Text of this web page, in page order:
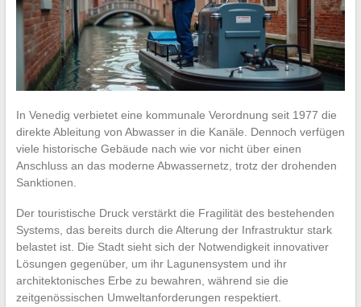
In Venedig verbietet eine kommunale Verordnung seit 1977 die
direkte Ableitung von Abwasser in die Kanäle. Dennoch verfügen
viele historische Gebäude nach wie vor nicht über einen
Anschluss an das moderne Abwassernetz, trotz der drohenden
Sanktionen.
Der touristische Druck verstärkt die Fragilität des bestehenden
Systems, das bereits durch die Alterung der Infrastruktur stark
belastet ist. Die Stadt sieht sich der Notwendigkeit innovativer
Lösungen gegenüber, um ihr Lagunensystem und ihr
architektonisches Erbe zu bewahren, während sie die
zeitgenössischen Umweltanforderungen respektiert.